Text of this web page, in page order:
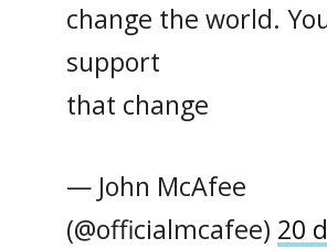
change the world.
support
that change
— John McAfee
(@officialmcafee) 20